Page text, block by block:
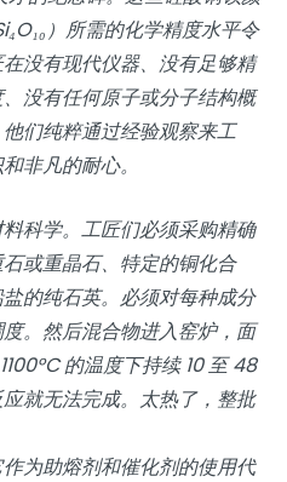
）所需的化学精度水平令
没有现代仪器、没有足够精
没有任何原子或分子结构概
们纯粹通过经验观察来工
非凡的耐心。
科学。工匠们必须采购精确
或重晶石、特定的铜化合
的纯石英。必须对每种成分
。然后混合物进入窑炉，面
的温度下持续 10 至 48
就无法完成。太热了，整批
为助熔剂和催化剂的使用代